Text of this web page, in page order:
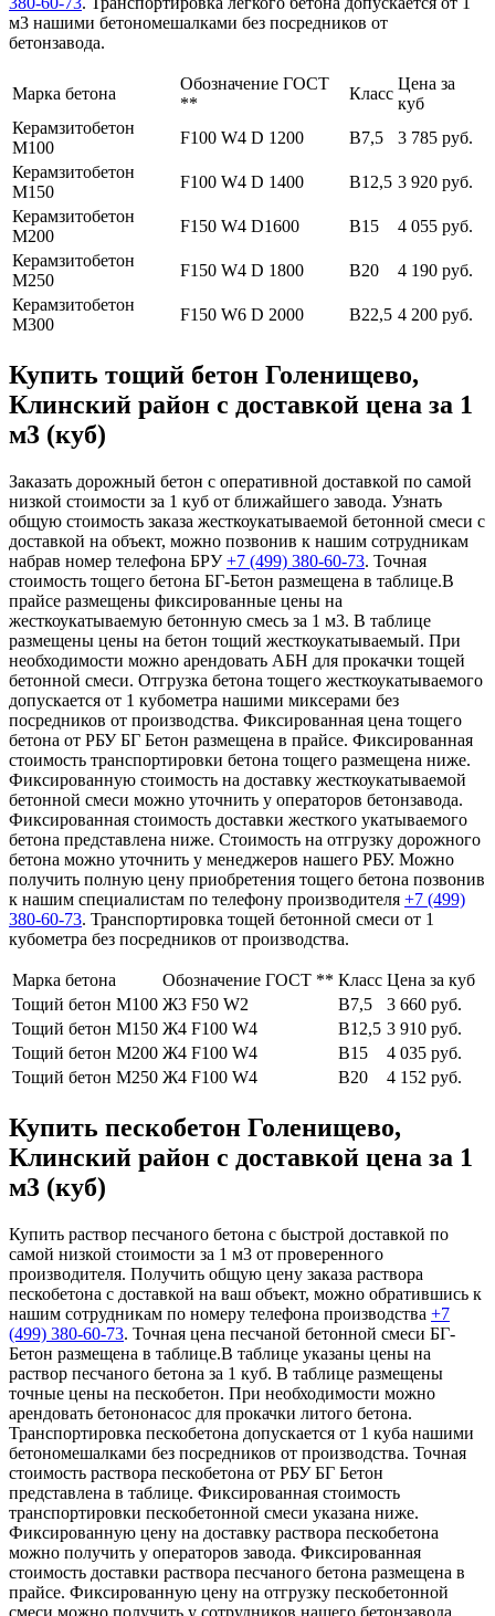
м3 нашими бетономешалками без посредников от
бетонзавода.
Марка бетона
Обозначение ГОСТ
**
Класс
Цена за
куб
Керамзитобетон
М100
F100 W4 D 1200 В7,5
3 785 руб.
Керамзитобетон
М150
F100 W4 D 1400 В12,5 3 920 руб.
Керамзитобетон
М200
F150 W4 D1600 В15
4 055 руб.
Керамзитобетон
М250
F150 W4 D 1800 В20
4 190 руб.
Керамзитобетон
М300
F150 W6 D 2000 В22,5 4 200 руб.
Купить тощий бетон Голенищево,
Клинский район с доставкой цена за 1
м3 (куб)
Заказать дорожный бетон с оперативной доставкой по самой
низкой стоимости за 1 куб от ближайшего завода. Узнать
общую стоимость заказа жесткоукатываемой бетонной смеси с
доставкой на объект, можно позвонив к нашим сотрудникам
набрав номер телефона БРУ+7 (499) 380-60-73. Точная
стоимость тощего бетона БГ-Бетон размещена в таблице.В
прайсе размещены фиксированные цены на
жесткоукатываемую бетонную смесь за 1 м3. В таблице
размещены цены на бетон тощий жесткоукатываемый. При
необходимости можно арендовать АБН для прокачки тощей
бетонной смеси. Отгрузка бетона тощего жесткоукатываемого
допускается от 1 кубометра нашими миксерами без
посредников от производства. Фиксированная цена тощего
бетона от РБУ БГ Бетон размещена в прайсе. Фиксированная
стоимость транспортировки бетона тощего размещена ниже.
Фиксированную стоимость на доставку жесткоукатываемой
бетонной смеси можно уточнить у операторов бетонзавода.
Фиксированная стоимость доставки жесткого укатываемого
бетона представлена ниже. Стоимость на отгрузку дорожного
бетона можно уточнить у менеджеров нашего РБУ. Можно
получить полную цену приобретения тощего бетона позвонив
к нашим специалистам по телефону производителя +7 (499)
380-60-73. Транспортировка тощей бетонной смеси от 1
кубометра без посредников от производства.
Марка бетона Обозначение ГОСТ ** Класс Цена за куб
Тощий бетон М100 Ж3 F50 W2 В7,5
3 660 руб.
Тощий бетон М150 Ж4 F100 W4 В12,5 3 910 руб.
Тощий бетон М200 Ж4 F100 W4 В15
4 035 руб.
Тощий бетон М250 Ж4 F100 W4 В20 4 152 руб.
Купить пескобетон Голенищево,
Клинский район с доставкой цена за 1
м3 (куб)
Купить раствор песчаного бетона с быстрой доставкой по
самой низкой стоимости за 1 м3 от проверенного
производителя. Получить общую цену заказа раствора
пескобетона с доставкой на ваш объект, можно обратившись к
нашим сотрудникам по номеру телефона производства +7
(499) 380-60-73. Точная цена песчаной бетонной смеси БГ-
Бетон размещена в таблице.В таблице указаны цены на
раствор песчаного бетона за 1 куб. В таблице размещены
точные цены на пескобетон. При необходимости можно
арендовать бетононасос для прокачки литого бетона.
Транспортировка пескобетона допускается от 1 куба нашими
бетономешалками без посредников от производства. Точная
стоимость раствора пескобетона от РБУ БГ Бетон
представлена в таблице. Фиксированная стоимость
транспортировки пескобетонной смеси указана ниже.
Фиксированную цену на доставку раствора пескобетона
можно получить у операторов завода. Фиксированная
стоимость доставки раствора песчаного бетона размещена в
прайсе. Фиксированную цену на отгрузку пескобетонной
смеси можно получить у сотрудников нашего бетонзавода.